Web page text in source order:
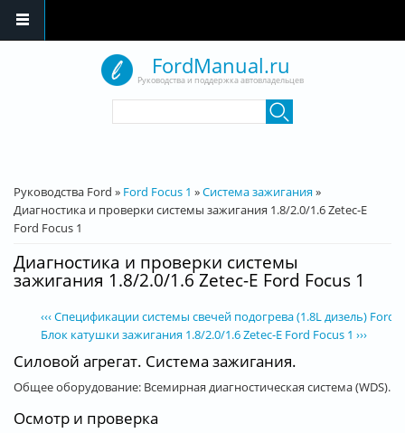
FordManual.ru
Руководства и поддержка автовладельцев
Вы здесь
Руководства Ford » Ford Focus 1 »Система зажигания»
Диагностика и проверки системы зажигания 1.8/2.0/1.6 Zetec-E
Ford Focus 1
Диагностика и проверки системы
зажигания 1.8/2.0/1.6 Zetec-E Ford Focus 1
‹‹‹ Спецификации системы свечей подогрева (1.8L дизель) Ford
Блок катушки зажигания 1.8/2.0/1.6 Zetec-E Ford Focus 1 ›››
Силовой агрегат. Система зажигания.
Общее оборудование: Всемирная диагностическая система (WDS).
Осмотр и проверка